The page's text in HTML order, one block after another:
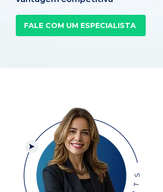
FALE COM UM ESPECIALISTA